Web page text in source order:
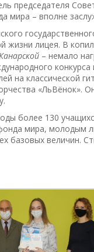
председателя
мира – вполне
лицея. В
– немало
конкурса
на классической
«ЛьВёнок».
более 130
мира, молодым
базовых величин.